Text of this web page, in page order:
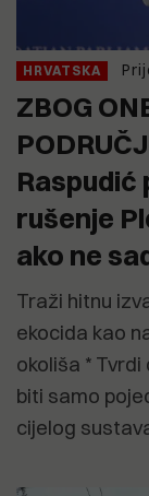
HRVATSKA
ZBOG
Raspudić
rušenje
ako ne
Traži hitnu
ekocida kao
okoliša *
biti samo
cijelog